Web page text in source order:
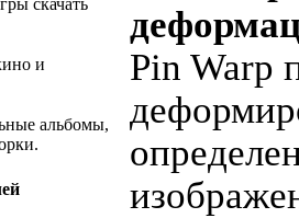
скачать
и
альбомы,
Pin Warp